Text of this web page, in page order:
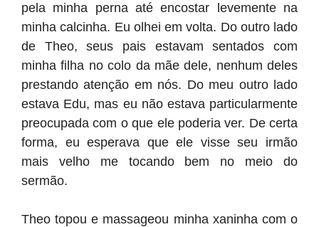
pela minha perna até encostar levemente na
minha calcinha. Eu olhei em volta. Do outro lado
de Theo, seus pais estavam sentados com
minha filha no colo da mãe dele, nenhum deles
prestando atenção em nós. Do meu outro lado
estava Edu, mas eu não estava particularmente
preocupada com o que ele poderia ver. De certa
forma, eu esperava que ele visse seu irmão
mais velho me tocando bem no meio do
sermão.
Theo topou e massageou minha xaninha com o